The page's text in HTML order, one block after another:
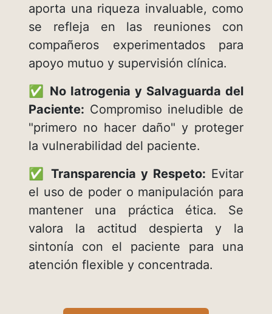
aporta una riqueza invaluable, como
se refleja en las reuniones con
compañeros experimentados para
apoyo mutuo y supervisión clínica.
✅ No Iatrogenia y Salvaguarda del
Paciente: Compromiso ineludible de
"primero no hacer daño" y proteger
la vulnerabilidad del paciente.
✅ Transparencia y Respeto: Evitar
el uso de poder o manipulación para
mantener una práctica ética. Se
valora la actitud despierta y la
sintonía con el paciente para una
atención flexible y concentrada.